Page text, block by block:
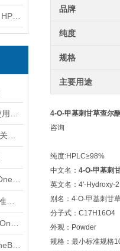
品牌
纯度
规格
主要用途
4-O-甲基刺甘草查尔
咨询
纯度:HPLC≥98%
中文名： 4-O-甲基刺
英文名：4'-Hydroxy-
别名：4-O-甲基刺甘
分子式：C17H16O4
外观：Powder
规格：最小标准规格